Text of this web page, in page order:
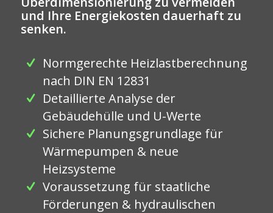
und Ihre Energiekosten dauerhaft zu
senken.
Normgerechte Heizlastberechnung
nach DIN EN 12831
Detaillierte Analyse der
Gebäudehülle und U-Werte
Sichere Planungsgrundlage für
Wärmepumpen & neue
Heizsysteme
Voraussetzung für staatliche
Förderungen & hydraulischen